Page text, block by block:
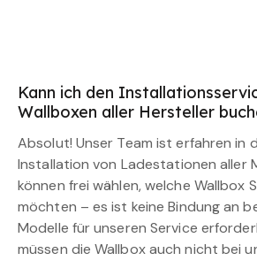
Kann ich den
Wallboxen aller Hersteller
Absolut! Unser Team ist erfahren in
Installation von Ladestationen aller
können frei wählen, welche Wallbox
möchten – es ist keine Bindung an
Modelle für unseren Service
müssen die Wallbox auch nicht bei